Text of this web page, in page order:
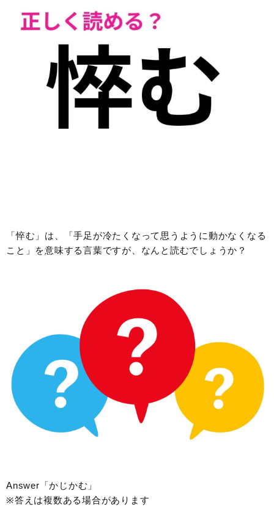
「悴む」は、「手足が冷たくなって思うように動かなくなる
こと」を意味する言葉ですが、なんと読むでしょうか？
Answer「かじかむ」
※答えは複数ある場合があります